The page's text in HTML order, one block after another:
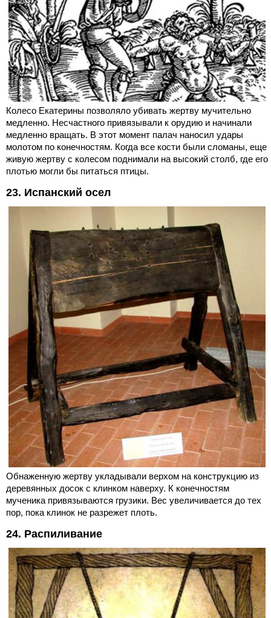
Колесо Екатерины позволяло убивать жертву мучительно
медленно. Несчастного привязывали к орудию и начинали
медленно вращать. В этот момент палач наносил удары
молотом по конечностям. Когда все кости были сломаны, еще
живую жертву с колесом поднимали на высокий столб, где его
плотью могли бы питаться птицы.
23. Испанский осел
Обнаженную жертву укладывали верхом на конструкцию из
деревянных досок с клинком наверху. К конечностям
мученика привязываются грузики. Вес увеличивается до тех
пор, пока клинок не разрежет плоть.
24. Распиливание